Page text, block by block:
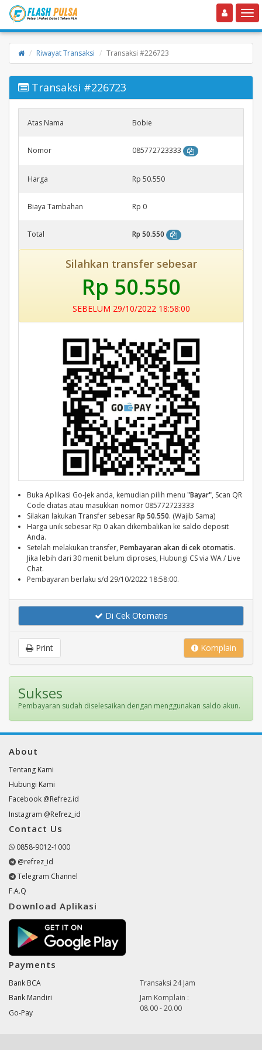
Toggle navigation
Riwayat Transaksi Transaksi #226723
Transaksi #226723
Atas Nama Bobie
Nomor 085772723333
Harga Rp 50.550
Biaya Tambahan Rp 0
Total Rp 50.550
Silahkan transfer sebesar
Rp 50.550
SEBELUM 29/10/2022 18:58:00
Buka Aplikasi Go-Jek anda, kemudian pilih menu "Bayar", Scan QR
Code diatas atau masukkan nomor 085772723333
Silakan lakukan Transfer sebesarRp 50.550. (Wajib Sama)
Harga unik sebesar Rp 0 akan dikembalikan ke saldo deposit
Anda.
Setelah melakukan transfer, Pembayaran akan di cek otomatis.
Jika lebih dari 30 menit belum diproses, Hubungi CS via WA / Live
Chat.
Pembayaran berlaku s/d 29/10/2022 18:58:00.
Di Cek Otomatis
Komplain
Print
Sukses
Pembayaran sudah diselesaikan dengan menggunakan saldo akun.
About
Tentang Kami
Hubungi Kami
Facebook @Refrez.id
Instagram @Refrez_id
Contact Us
0858-9012-1000
@refrez_id
Telegram Channel
F.A.Q
Download Aplikasi
Payments
Bank BCA
Bank Mandiri
Go-Pay
Transaksi 24 Jam
Jam Komplain :
08.00 - 20.00